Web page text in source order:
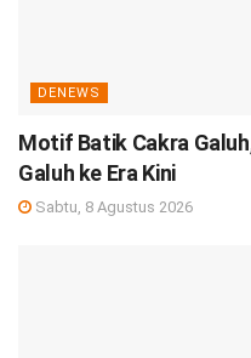
DENEWS
Motif Batik Cakra
Galuh ke Era Kini
Sabtu, 8 Agustus 2026